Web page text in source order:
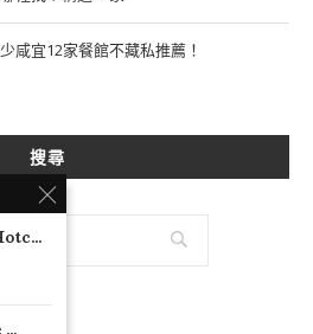
咸宜12家餐館不藏私推薦！
搜尋